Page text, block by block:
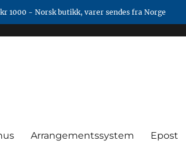
1000 - Norsk butikk, varer sendes fra Norge
Arrangementssystem Epost